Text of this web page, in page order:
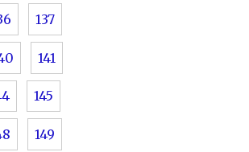
137
141
145
149